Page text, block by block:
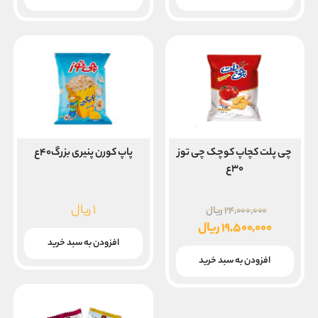
چی پلت کچاپ کوچک چی توز
۳۰ع
۲۴,۰۰۰,۰۰۰ریال
اصلی
بود.
۱۹,۵۰۰,۰۰۰ریال
فعلی
افزودن به سبد خرید
پاپ کورن پنیری بزرگ۴۰ع
۱ریال
افزودن به سبد خرید